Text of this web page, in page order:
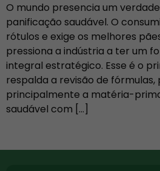
O mundo presencia um
panificação saudável. O
rótulos e exige os melhores
pressiona a indústria a ter um
integral estratégico. Esse é o
respalda a revisão de fórmulas,
principalmente a matéria-
saudável com […]